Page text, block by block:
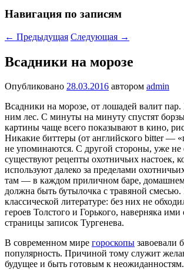
Навигация по записям
← Предыдущая Следующая →
Всадники на морозе
Опубликовано 28.03.2016 автором admin
Всадники на морозе, от лоша­дей валит пар.
ним лес. С минуты на ми­нуту спустят
картины чаще всего показы­вают в кино,
Никакие биттеры (от английского bitter —
не упомина­ются. С другой стороны, уже не
существуют рецепты охотничьих настоек,
используют дале­ко за пределами
там — в каждом приличном баре,
должна быть бутылочка с тра­вяной
классической литературе: без них не
героев Толстого и Горького, наверняка ими
страницы записок Тургенева.
В современном мире гороскопы завоевали
популярность. Причиной тому служит
будущее и быть готовым к неожиданностям.